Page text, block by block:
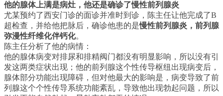
他的腺体上满是病灶，他还是确诊了慢性前列腺炎
尤某预约了西安门诊的面诊并准时到诊，陈主任让他完成了B
超检查，并给他把脉后，确诊他患的是慢性前列腺炎，前列腺
弥漫性纤维化伴钙化。
陈主任分析了他的病情：
他的腺体病变对排尿和排精阀门都没有明显影响，所以没有引
发这两类症状出现；他的前列腺这个性传导枢纽出现病变后，
腺体部分功能出现障碍，但对他最大的影响是，病变导致了前
列腺这个个性传导系统功能紊乱，导致他出现勃起问题，所以